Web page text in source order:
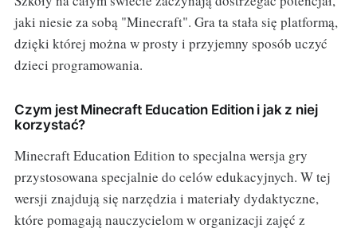
jaki niesie za sobą "Minecraft". Gra ta stała się platformą,
dzięki której można w prosty i przyjemny sposób uczyć
dzieci programowania.
Czym jest Minecraft Education Edition i jak z niej
korzystać?
Minecraft Education Edition to specjalna wersja gry
przystosowana specjalnie do celów edukacyjnych. W tej
wersji znajdują się narzędzia i materiały dydaktyczne,
które pomagają nauczycielom w organizacji zajęć z